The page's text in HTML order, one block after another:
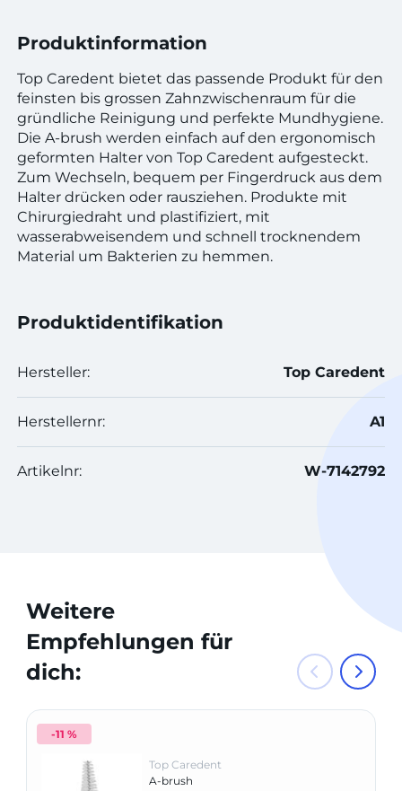
Produktinformation
Top Caredent bietet das passende Produkt für den
feinsten bis grossen Zahnzwischenraum für die
gründliche Reinigung und perfekte Mundhygiene.
Die A-brush werden einfach auf den ergonomisch
geformten Halter von Top Caredent aufgesteckt.
Zum Wechseln, bequem per Fingerdruck aus dem
Halter drücken oder rausziehen. Produkte mit
Chirurgiedraht und plastifiziert, mit
wasserabweisendem und schnell trocknendem
Material um Bakterien zu hemmen.
Produktidentifikation
Hersteller: Top Caredent
Herstellernr: A1
Artikelnr: W-7142792
Weitere
Empfehlungen für
dich:
-11 %
Top Caredent
A-brush